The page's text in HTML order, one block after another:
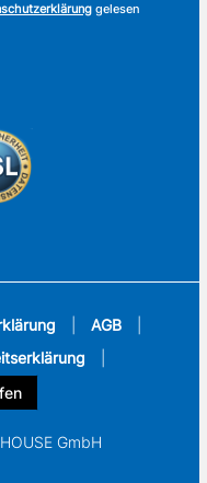
gelesen
AGB
GmbH